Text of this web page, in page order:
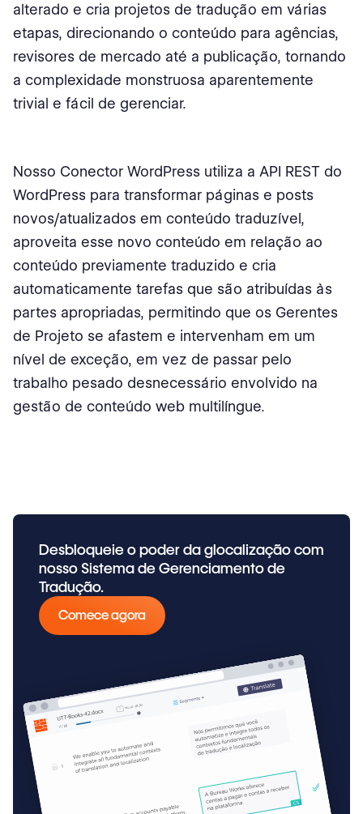
alterado e cria projetos de tradução em várias
etapas, direcionando o conteúdo para agências,
revisores de mercado até a publicação, tornando
a complexidade monstruosa aparentemente
trivial e fácil de gerenciar.
Nosso Conector WordPress utiliza a API REST do
WordPress para transformar páginas e posts
novos/atualizados em conteúdo traduzível,
aproveita esse novo conteúdo em relação ao
conteúdo previamente traduzido e cria
automaticamente tarefas que são atribuídas às
partes apropriadas, permitindo que os Gerentes
de Projeto se afastem e intervenham em um
nível de exceção, em vez de passar pelo
trabalho pesado desnecessário envolvido na
gestão de conteúdo web multilíngue.
Desbloqueie o poder da glocalização com
nosso Sistema de Gerenciamento de
Tradução.
Comece agora